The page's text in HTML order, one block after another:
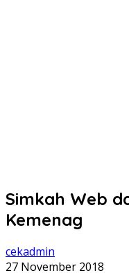
Simkah Web
Kemenag
cekadmin
27 November 2018